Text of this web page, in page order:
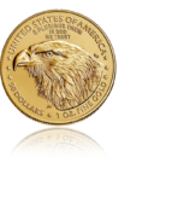
Pridať k
obľúbeným